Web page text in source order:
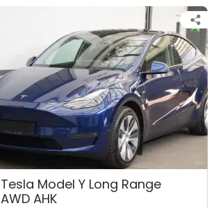
Tesla Model Y Long Range
AWD AHK